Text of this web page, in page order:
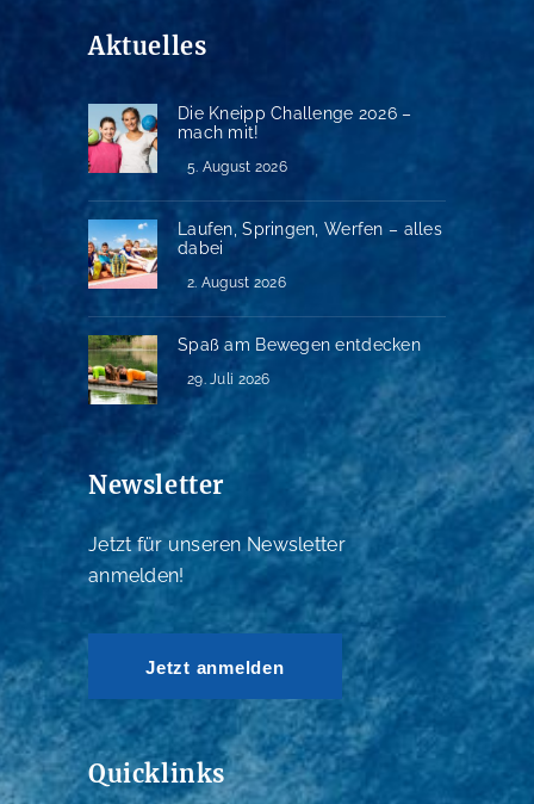
Aktuelles
Die Kneipp Challenge 2026 –
mach mit!
5. August 2026
Laufen, Springen, Werfen – alles
dabei
2. August 2026
Spaß am Bewegen entdecken
29. Juli 2026
Newsletter
Jetzt für unseren Newsletter
anmelden!
Jetzt anmelden
Quicklinks